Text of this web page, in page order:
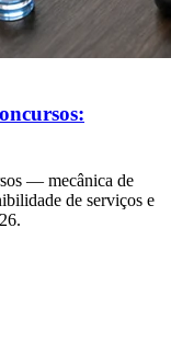
— mecânica de
de serviços e